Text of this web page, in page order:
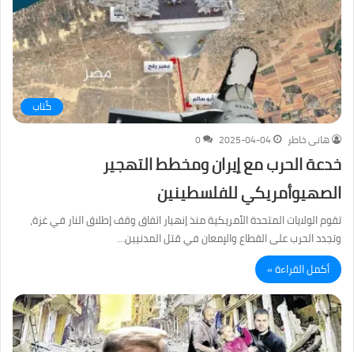
كُتاب
هانى خاطر
2025-04-04
0
خدعة الحرب مع إيران ومخطط التهجير
الصهيوأمريكي للفلسطينين
تقوم الولايات المتحدة الأمريكية منذ إنهيار اتفاق وقف إطلاق النار في غزة،
وتجدد الحرب على القطاع والإمعان في قتل المدنيين…
أكمل القراءة »